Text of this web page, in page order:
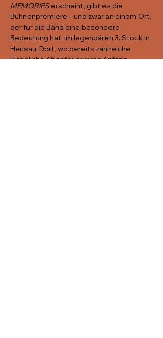
MEMORIES erscheint, gibt es die
Bühnenpremiere – und zwar an einem Ort,
der für die Band eine besondere
Bedeutung hat: im legendären 3. Stock in
Herisau. Dort, wo bereits zahlreiche
klangliche Abenteuer ihren Anfang